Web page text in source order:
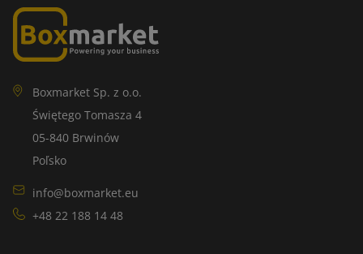
Boxmarket Sp. z o.o.
Świętego Tomasza 4
05-840 Brwinów
Poľsko
info@boxmarket.eu
+48 22 188 14 48